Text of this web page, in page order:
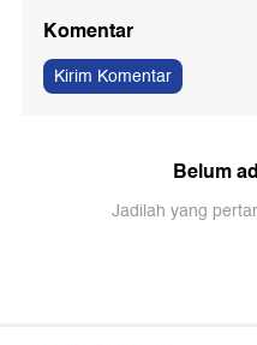
Komentar
Kirim Komentar
Belum
Jadilah yang